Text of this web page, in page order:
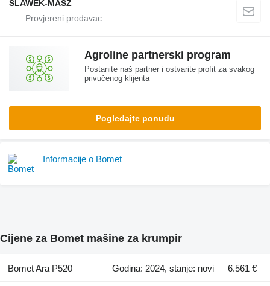
SLAWEK-MASZ
Agroline partnerski program
Postanite naš partner i ostvarite profit za svakog
privučenog klijenta
Pogledajte ponudu
Informacije o Bomet
Cijene za Bomet mašine za krumpir
Bomet Ara P520 Godina: 2024, stanje: novi 6.561 €